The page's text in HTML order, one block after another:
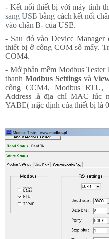
- Kết nối thiết bị với máy tính
sang USB bằng cách kết nối
vào chân B- của USB.
- Sau đó vào Device Manager
thiết bị ở cổng COM số mấy.
COM4.
- Mở phần mềm Modbus Tester
thanh Modbus Settingsvà
cổng COM4, Modbus RTU,
Address là địa chỉ MAC lúc
YABE( mặc định của thiết bị là